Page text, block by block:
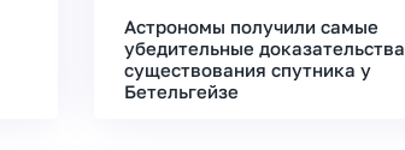
Астрономы получили самые
убедительные доказательства
существования спутника у
Бетельгейзе